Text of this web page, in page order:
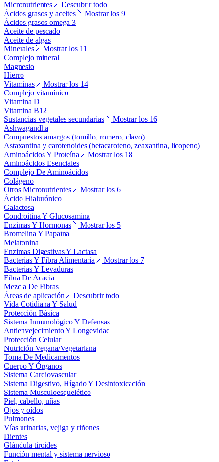
Micronutrientes
Descubrir todo
Ácidos grasos y aceites
Mostrar los 9
Ácidos grasos omega 3
Aceite de pescado
Aceite de algas
Minerales
Mostrar los 11
Complejo mineral
Magnesio
Hierro
Vitaminas
Mostrar los 14
Complejo vitamínico
Vitamina D
Vitamina B12
Sustancias vegetales secundarias
Mostrar los 16
Ashwagandha
Compuestos amargos (tomillo, romero, clavo)
Astaxantina y carotenoides (betacaroteno, zeaxantina, licopeno)
Aminoácidos Y Proteína
Mostrar los 18
Aminoácidos Esenciales
Complejo De Aminoácidos
Colágeno
Otros Micronutrientes
Mostrar los 6
Ácido Hialurónico
Galactosa
Condroitina Y Glucosamina
Enzimas Y Hormonas
Mostrar los 5
Bromelina Y Papaína
Melatonina
Enzimas Digestivas Y Lactasa
Bacterias Y Fibra Alimentaria
Mostrar los 7
Bacterias Y Levaduras
Fibra De Acacia
Mezcla De Fibras
Áreas de aplicación
Descubrir todo
Vida Cotidiana Y Salud
Protección Básica
Sistema Inmunológico Y Defensas
Antienvejecimiento Y Longevidad
Protección Celular
Nutrición Vegana/Vegetariana
Toma De Medicamentos
Cuerpo Y Órganos
Sistema Cardiovascular
Sistema Digestivo, Hígado Y Desintoxicación
Sistema Musculoesquelético
Piel, cabello, uñas
Ojos y oídos
Pulmones
Vías urinarias, vejiga y riñones
Dientes
Glándula tiroides
Función mental y sistema nervioso